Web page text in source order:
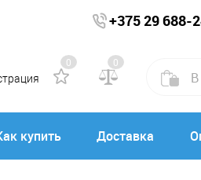
+375 29 688-
0 0
купить Доставка